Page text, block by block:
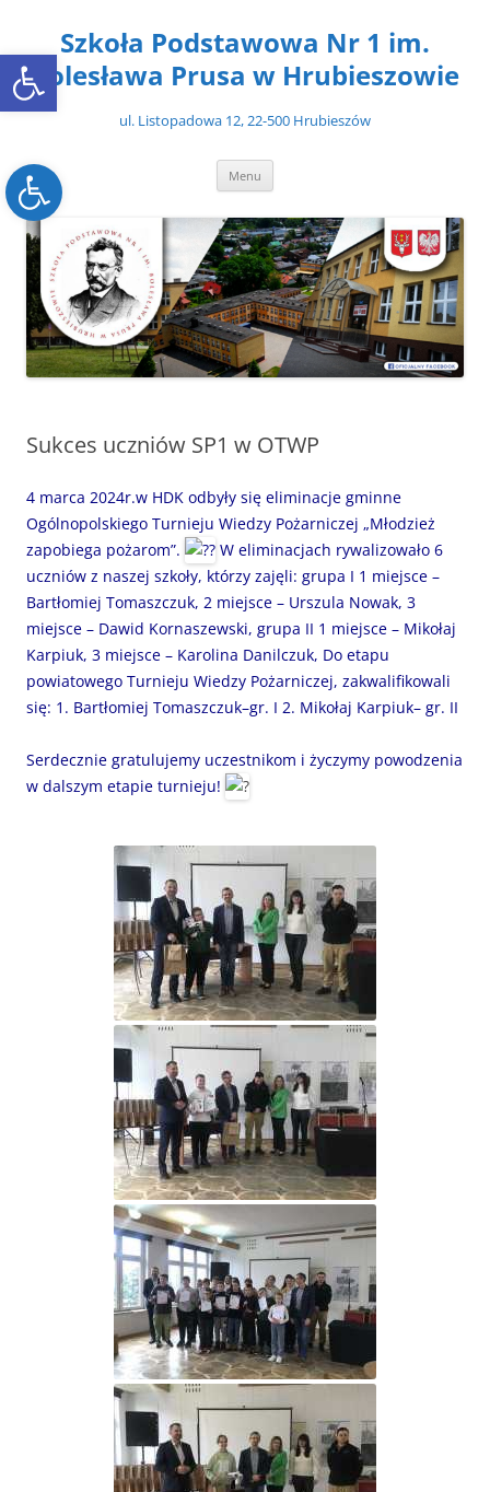
Open toolbar
Open toolbar
treściSzkoła Podstawowa Nr 1 im.
Bolesława Prusa w Hrubieszowie
ul. Listopadowa 12, 22-500 Hrubieszów
Menu
Sukces uczniów SP1 w OTWP
4 marca 2024r.w HDK odbyły się eliminacje gminne
Ogólnopolskiego Turnieju Wiedzy Pożarniczej „Młodzież
zapobiega pożarom”.
W eliminacjach rywalizowało 6
uczniów z naszej szkoły, którzy zajęli: grupa I 1 miejsce –
Bartłomiej Tomaszczuk, 2 miejsce – Urszula Nowak, 3
miejsce – Dawid Kornaszewski, grupa II 1 miejsce – Mikołaj
Karpiuk, 3 miejsce – Karolina Danilczuk, Do etapu
powiatowego Turnieju Wiedzy Pożarniczej, zakwalifikowali
się: 1. Bartłomiej Tomaszczuk–gr. I 2. Mikołaj Karpiuk– gr. II
Serdecznie gratulujemy uczestnikom i życzymy powodzenia
w dalszym etapie turnieju!